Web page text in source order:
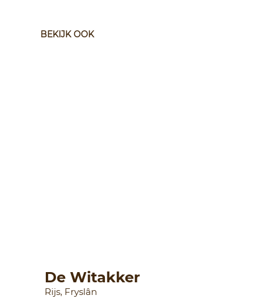
BEKIJK OOK
De Witakker
Rijs, Fryslân